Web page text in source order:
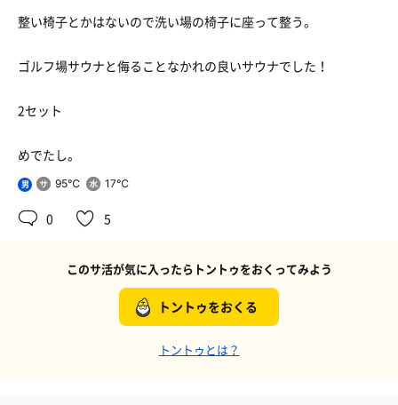
整い椅子とかはないので洗い場の椅子に座って整う。
ゴルフ場サウナと侮ることなかれの良いサウナでした！
2セット
めでたし。
男 95℃ 17℃
0 5
このサ活が気に入ったらトントゥをおくってみよう
トントゥをおくる
トントゥとは？